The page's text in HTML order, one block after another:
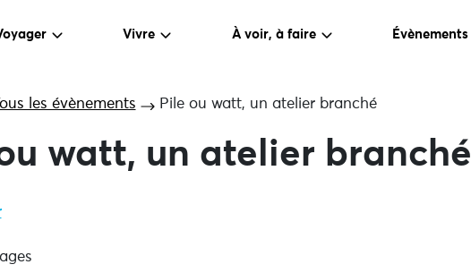
Vivre À voir, à faire Évènements
Tous les évènements Pile ou watt, un atelier branché
watt, un atelier branché